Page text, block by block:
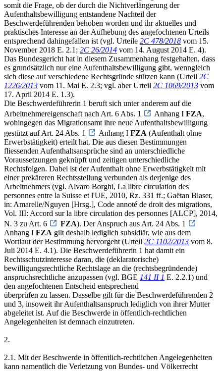
somit die Frage, ob der durch die Nichtverlängerung der
Aufenthaltsbewilligung entstandene Nachteil der
Beschwerdeführenden behoben worden und ihr aktuelles und
praktisches Interesse an der Aufhebung des angefochtenen Urteils
entsprechend dahingefallen ist (vgl. Urteile 2C 478/2018 vom 15.
November 2018 E. 2.1; 2C 26/2014 vom 14. August 2014 E. 4).
Das Bundesgericht hat in diesem Zusammenhang festgehalten, dass
es grundsätzlich nur eine Aufenthaltsbewilligung gibt, wenngleich
sich diese auf verschiedene Rechtsgründe stützen kann (Urteil 2C
1226/2013 vom 11. Mai E. 2.3; vgl. aber Urteil 2C 1069/2013 vom
17. April 2014 E. 1.3).
Die Beschwerdeführerin 1 beruft sich unter anderem auf die
Arbeitnehmereigenschaft nach Art. 6 Abs. 1
Anhang I FZA,
wohingegen das Migrationsamt ihre neue Aufenthaltsbewilligung
gestützt auf Art. 24 Abs. 1
Anhang I FZA (Aufenthalt ohne
Erwerbstätigkeit) erteilt hat. Die aus diesen Bestimmungen
fliessenden Aufenthaltsansprüche sind an unterschiedliche
Voraussetzungen geknüpft und zeitigen unterschiedliche
Rechtsfolgen. Dabei ist der Aufenthalt ohne Erwerbstätigkeit mit
einer prekäreren Rechtsstellung verbunden als derjenige des
Arbeitnehmers (vgl. Alvaro Borghi, La libre circulation des
personnes entre la Suisse et l'UE, 2010, Rz. 331 ff.; Gaëtan Blaser,
in: Amarelle/Nguyen [Hrsg.], Code annoté de droit des migrations,
Vol. III: Accord sur la libre circulation des personnes [ALCP], 2014,
N. 3 zu Art. 6
FZA). Der Anspruch aus Art. 24 Abs. 1
Anhang I FZA gilt deshalb lediglich subsidiär, wie aus dem
Wortlaut der Bestimmung hervorgeht (Urteil 2C 1102/2013 vom 8.
Juli 2014 E. 4.1). Die Beschwerdeführerin 1 hat damit ein
Rechtsschutzinteresse daran, die (deklaratorische)
bewilligungsrechtliche Rechtslage an die (rechtsbegründende)
anspruchsrechtliche anzupassen (vgl. BGE 141 II 1 E. 2.2.1) und
den angefochtenen Entscheid entsprechend
überprüfen zu lassen. Dasselbe gilt für die Beschwerdeführenden 2
und 3, insoweit ihr Aufenthaltsanspruch lediglich von ihrer Mutter
abgeleitet ist. Auf die Beschwerde in öffentlich-rechtlichen
Angelegenheiten ist demnach einzutreten.
2.
2.1. Mit der Beschwerde in öffentlich-rechtlichen Angelegenheiten
kann namentlich die Verletzung von Bundes- und Völkerrecht